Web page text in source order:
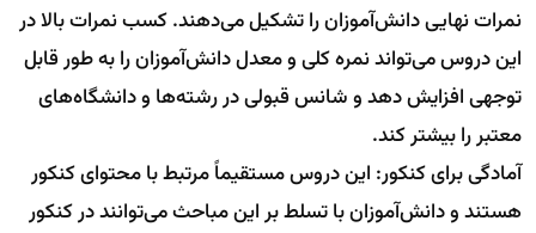
نمرات نهایی دانش‌آموزان را تشکیل می‌دهند. کسب نمرات بالا در
این دروس می‌تواند نمره کلی و معدل دانش‌آموزان را به طور قابل
توجهی افزایش دهد و شانس قبولی در رشته‌ها و دانشگاه‌های
معتبر را بیشتر کند.
آمادگی برای کنکور: این دروس مستقیماً مرتبط با محتوای کنکور
هستند و دانش‌آموزان با تسلط بر این مباحث می‌توانند در کنکور